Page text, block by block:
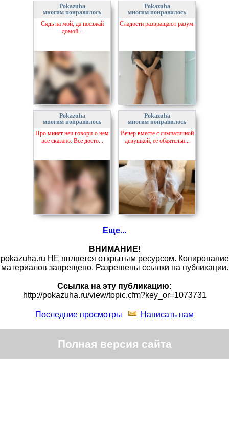
Pokazuha
многим понравилось
Сядь на мой, да поезжай
домой...
Pokazuha
многим понравилось
Сладости развращают разум.
Pokazuha
многим понравилось
Про минет неи говори-о нем
все сказано. Все досто...
Pokazuha
многим понравилось
Вечер вместе с симпатичной
девушкой, её обаятельн...
Еще...
ВНИМАНИЕ!
pokazuha.ru НЕ является открытым ресурсом. Копирование
материалов запрещено. Разрешены ссылки на публикации.
Ссылка на эту публикацию:
http://pokazuha.ru/view/topic.cfm?key_or=1073731
Последние просмотры Написать нам
Полная версия сайта